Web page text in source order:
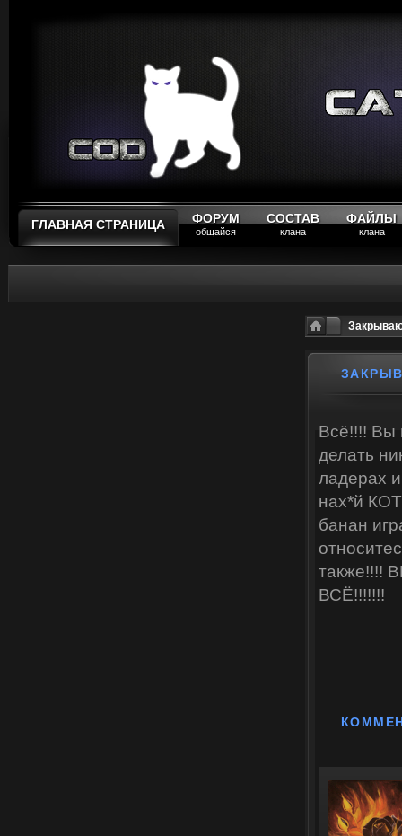
ГЛАВНАЯ СТРАНИЦА ФОРУМ
общайся
СОСТАВ
клана
ФАЙЛЫ
клана
Всё!!!! Вы
делать
ладерах
нах*й
банан
также!!!!
ВСЁ!!!!!!!